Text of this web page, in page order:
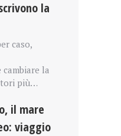
la
caso,
la
più…
il mare
viaggio